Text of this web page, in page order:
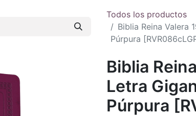
Todos los productos
Biblia Reina Valera
Púrpura
Biblia
Letra
Púrpura